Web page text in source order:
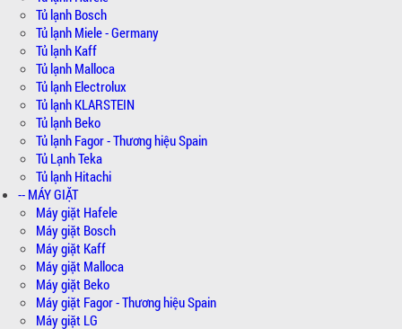
Tủ lạnh Bosch
Tủ lạnh Miele - Germany
Tủ lạnh Kaff
Tủ lạnh Malloca
Tủ lạnh Electrolux
Tủ lạnh KLARSTEIN
Tủ lạnh Beko
Tủ lạnh Fagor - Thương hiệu Spain
Tủ Lạnh Teka
Tủ lạnh Hitachi
-- MÁY GIẶT
Máy giặt Hafele
Máy giặt Bosch
Máy giặt Kaff
Máy giặt Malloca
Máy giặt Beko
Máy giặt Fagor - Thương hiệu Spain
Máy giặt LG